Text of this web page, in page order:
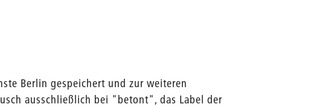
Berlin gespeichert und zur weiteren
ausschließlich bei "betont", das Label der